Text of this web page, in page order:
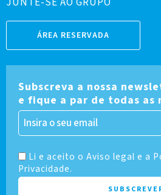
ÁREA RESERVADA
Subscreva a nossa
e fique a par de todas as
Li e aceito o Aviso legal e a
Privacidade.